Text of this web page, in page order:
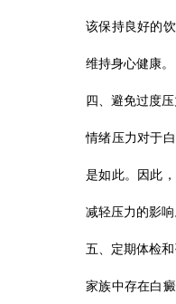
该保持良好的
维持身心健康。
四、避免过度压
情绪压力对于
是如此。因此
减轻压力的影响
五、定期体检
家族中存在白